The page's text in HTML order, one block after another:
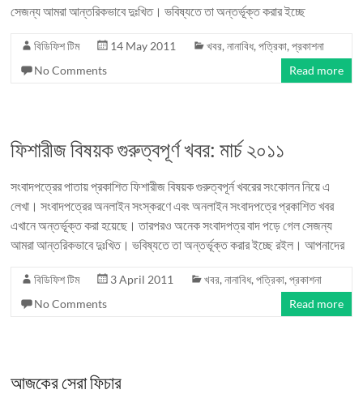
সেজন্য আমরা আন্তরিকভাবে দুঃখিত। ভবিষ্যতে তা অন্তর্ভূক্ত করার ইচ্ছে
বিডিফিশ টিম 14 May 2011 খবর,নানাবিধ,পত্রিকা,প্রকাশনা
No Comments
Read more
ফিশারীজ বিষয়ক গুরুত্বপূর্ণ খবর: মার্চ ২০১১
সংবাদপত্রের পাতায় প্রকাশিত ফিশারীজ বিষয়ক গুরুত্বপূর্ন খবরের সংকোলন নিয়ে এ
লেখা। সংবাদপত্রের অনলাইন সংস্করণে এবং অনলাইন সংবাদপত্রে প্রকাশিত খবর
এখানে অন্তর্ভূক্ত করা হয়েছে। তারপরও অনেক সংবাদপত্র বাদ পড়ে গেল সেজন্য
আমরা আন্তরিকভাবে দুঃখিত। ভবিষ্যতে তা অন্তর্ভূক্ত করার ইচ্ছে রইল। আপনাদের
বিডিফিশ টিম 3 April 2011 খবর,নানাবিধ,পত্রিকা,প্রকাশনা
No Comments
Read more
আজকের সেরা ফিচার